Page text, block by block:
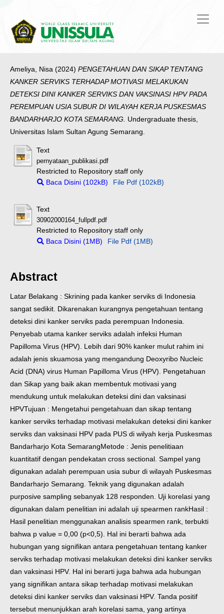
Ameliya, Nisa (2024) PENGETAHUAN DAN SIKAP TENTANG
KANKER SERVIKS TERHADAP MOTIVASI MELAKUKAN
DETEKSI DINI KANKER SERVIKS DAN VAKSINASI HPV PADA
PEREMPUAN USIA SUBUR DI WILAYAH KERJA PUSKESMAS
BANDARHARJO KOTA SEMARANG. Undergraduate thesis,
Universitas Islam Sultan Agung Semarang.
Text
pernyataan_publikasi.pdf
Restricted to Repository staff only
Baca Disini (102kB)
File Pdf (102kB)
Text
30902000164_fullpdf.pdf
Restricted to Repository staff only
Baca Disini (1MB)
File Pdf (1MB)
Abstract
Latar Belakang : Skrining pada kanker serviks di Indonesia
sangat sedikit. Dikarenakan kurangnya pengetahuan tentang
deteksi dini kanker serviks pada perempuan Indonesia.
Penyebab utama kanker serviks adalah infeksi Human
Papilloma Virus (HPV). Lebih dari 90% kanker mulut rahim ini
adalah jenis skuamosa yang mengandung Deoxyribo Nucleic
Acid (DNA) virus Human Papilloma Virus (HPV). Pengetahuan
dan Sikap yang baik akan membentuk motivasi yang
mendukung untuk melakukan deteksi dini dan vaksinasi
HPVTujuan : Mengetahui pengetahuan dan sikap tentang
kanker serviks terhadap motivasi melakukan deteksi dini kanker
serviks dan vaksinasi HPV pada PUS di wilyah kerja Puskesmas
Bandarharjo Kota SemarangMetode : Jenis penelitiaan
kuantitatif dengan pendekatan cross sectional. Sampel yang
digunakan adalah perempuan usia subur di wilayah Puskesmas
Bandarharjo Semarang. Teknik yang digunakan adalah
purposive sampling sebanyak 128 responden. Uji korelasi yang
digunakan dalam penelitian ini adalah uji spearmen rankHasil :
Hasil penelitian menggunakan analisis spearmen rank, terbukti
bahwa p value = 0,00 (p<0,5). Hal ini berarti bahwa ada
hubungan yang signifikan antara pengetahuan tentang kanker
serviks terhadap motivasi melakukan deteksi dini kanker serviks
dan vaksinasi HPV. Hal ini berarti juga bahwa ada hubungan
yang signifikan antara sikap terhadap motivasi melakukan
deteksi dini kanker serviks dan vaksinasi HPV. Tanda positif
tersebut menunjukkan arah korelasi sama, yang artinya